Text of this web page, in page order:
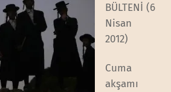
BÜLTENİ (6
Nisan
2012)
Cuma
akşamı